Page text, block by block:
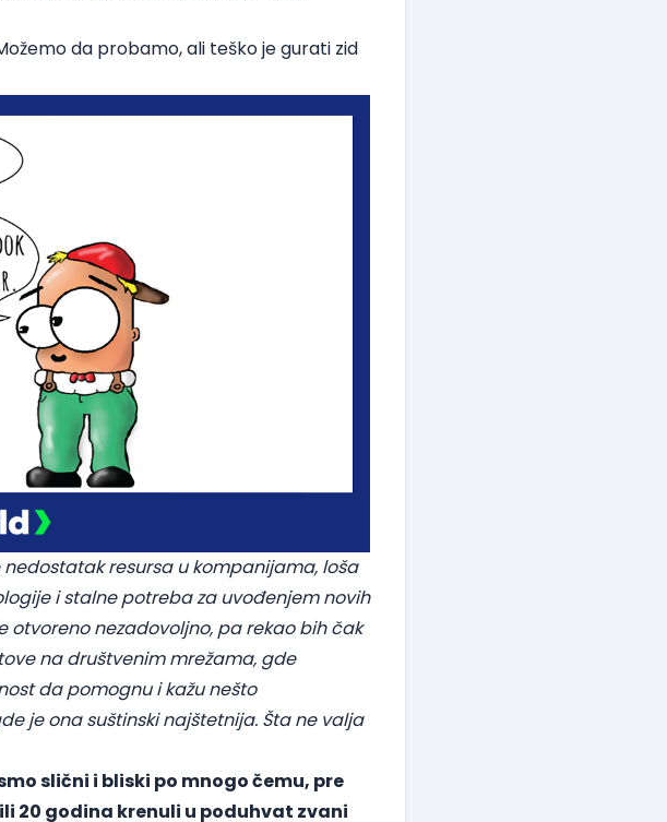
da probamo, ali teško je gurati zid
resursa u kompanijama, loša
i stalne potreba za uvođenjem novih
otvoreno nezadovoljno, pa rekao bih čak
na društvenim mrežama, gde
da pomognu i kažu nešto
je ona suštinski najštetnija. Šta ne valja
slični i bliski po mnogo čemu, pre
20 godina krenuli u poduhvat zvani